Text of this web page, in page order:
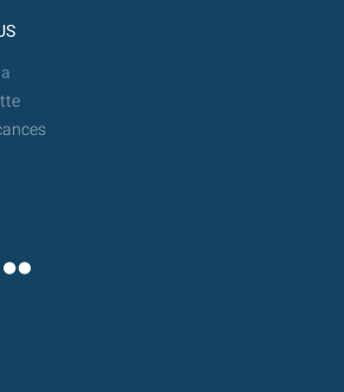
Instagram